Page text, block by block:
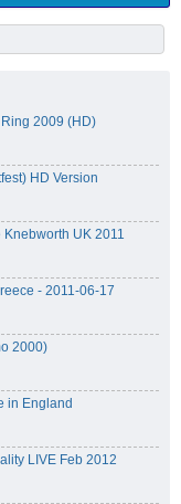
2009 (HD)
HD Version
UK 2011
- 2011-06-17
2000)
in England
LIVE Feb 2012